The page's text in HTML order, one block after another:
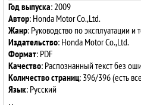
Год выпуска: 2009
Автор: Honda Motor Co.,Ltd.
Жанр: Руководство по эксплуатации
Издательство: Honda Motor Co.,Ltd.
Формат: PDF
Качество: Распознанный текст без
Количество страниц: 396/396 (есть
Язык: Русский